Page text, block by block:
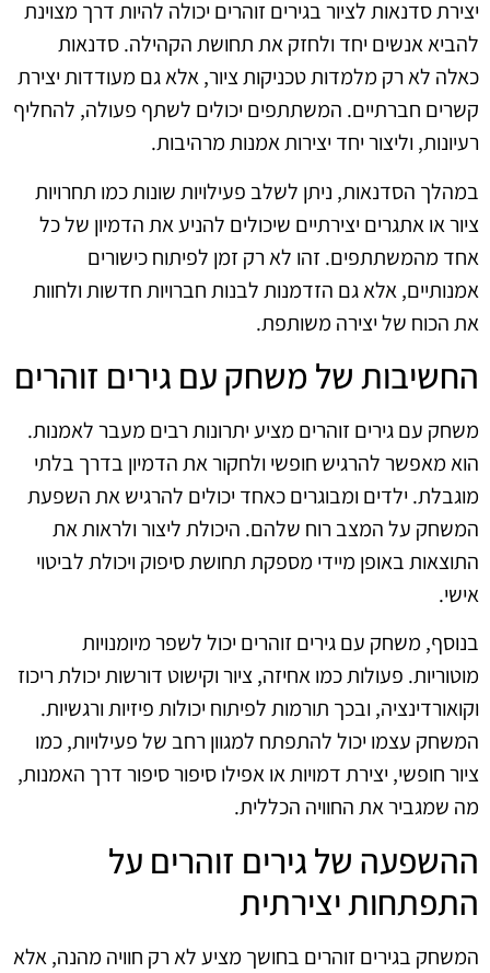
יצירת סדנאות לציור בגירים זוהרים יכולה להיות דרך מצוינת
להביא אנשים יחד ולחזק את תחושת הקהילה. סדנאות
כאלה לא רק מלמדות טכניקות ציור, אלא גם מעודדות יצירת
קשרים חברתיים. המשתתפים יכולים לשתף פעולה, להחליף
רעיונות, וליצור יחד יצירות אמנות מרהיבות.
במהלך הסדנאות, ניתן לשלב פעילויות שונות כמו תחרויות
ציור או אתגרים יצירתיים שיכולים להניע את הדמיון של כל
אחד מהמשתתפים. זהו לא רק זמן לפיתוח כישורים
אמנותיים, אלא גם הזדמנות לבנות חברויות חדשות ולחוות
את הכוח של יצירה משותפת.
החשיבות של משחק עם גירים זוהרים
משחק עם גירים זוהרים מציע יתרונות רבים מעבר לאמנות.
הוא מאפשר להרגיש חופשי ולחקור את הדמיון בדרך בלתי
מוגבלת. ילדים ומבוגרים כאחד יכולים להרגיש את השפעת
המשחק על המצב רוח שלהם. היכולת ליצור ולראות את
התוצאות באופן מיידי מספקת תחושת סיפוק ויכולת לביטוי
אישי.
בנוסף, משחק עם גירים זוהרים יכול לשפר מיומנויות
מוטוריות. פעולות כמו אחיזה, ציור וקישוט דורשות יכולת ריכוז
וקואורדינציה, ובכך תורמות לפיתוח יכולות פיזיות ורגשיות.
המשחק עצמו יכול להתפתח למגוון רחב של פעילויות, כמו
ציור חופשי, יצירת דמויות או אפילו סיפור סיפור דרך האמנות,
מה שמגביר את החוויה הכללית.
ההשפעה של גירים זוהרים על
התפתחות יצירתית
המשחק בגירים זוהרים בחושך מציע לא רק חוויה מהנה, אלא